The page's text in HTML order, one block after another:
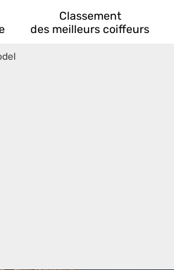
Classement
des meilleurs coiffeurs